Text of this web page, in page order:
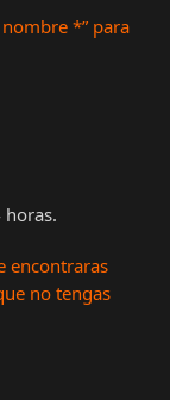
nombre *” para
horas.
encontraras
no tengas